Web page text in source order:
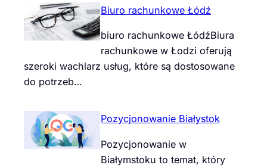
Biuro rachunkowe Łódź
biuro rachunkowe ŁódźBiura
rachunkowe w Łodzi oferują
szeroki wachlarz usług, które są dostosowane
do potrzeb…
Pozycjonowanie Białystok
Pozycjonowanie w
Białymstoku to temat, który